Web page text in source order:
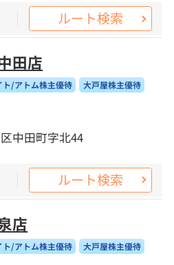
ルート検索
田店
/アトム株主優待 大戸屋株主優待
中田町字北44
ルート検索
店
/アトム株主優待 大戸屋株主優待